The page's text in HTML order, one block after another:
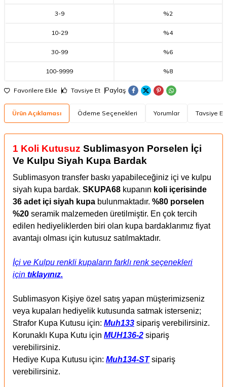
3-9 %2
10-29 %4
30-99 %6
100-9999 %8
Favorilere Ekle Tavsiye Et Paylaş
Ürün Açıklaması Ödeme Seçenekleri Yorumlar Tavsiye Et
1 Koli Kutusuz Sublimasyon Porselen İçi
Ve Kulpu Siyah Kupa Bardak
Sublimasyon transfer baskı yapabileceğiniz içi ve kulpu
siyah kupa bardak. SKUPA68 kupanın koli içerisinde
36 adet içi siyah kupa bulunmaktadır. %80 porselen
%20 seramik malzemeden üretilmiştir. En çok tercih
edilen hediyeliklerden biri olan kupa bardaklarımız fiyat
avantajı olması için kutusuz satılmaktadır.
İçi ve Kulpu renkli kupaların farklı renk seçenekleri
için tıklayınız.
Sublimasyon Kişiye özel satış yapan müşterimizseniz
veya kupaları hediyelik kutusunda satmak isterseniz;
Strafor Kupa Kutusu için: Muh133 sipariş verebilirsiniz.
Korunaklı Kupa Kutu için MUH136-2 sipariş
verebilirsiniz.
Hediye Kupa Kutusu için: Muh134-ST sipariş
verebilirsiniz.